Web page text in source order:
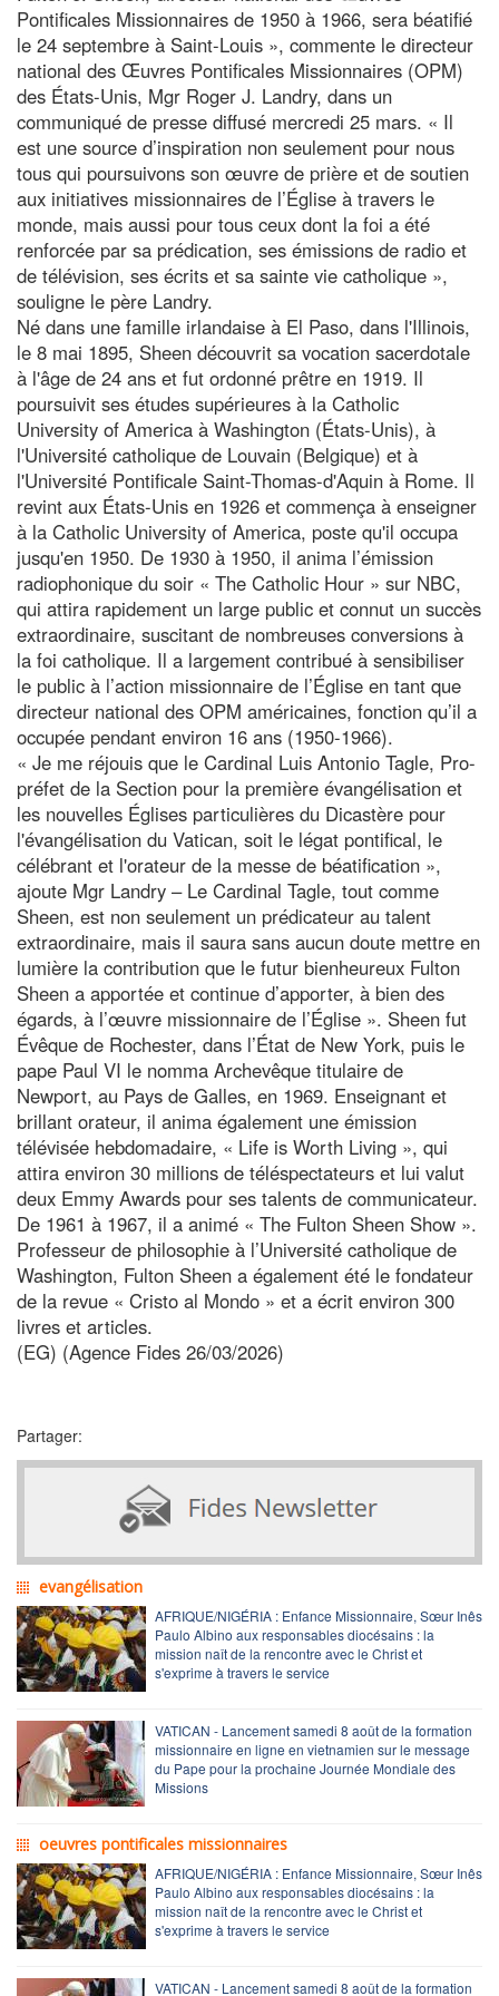
Pontificales Missionnaires de 1950 à 1966, sera béatifié
le 24 septembre à Saint-Louis », commente le directeur
national des Œuvres Pontificales Missionnaires (OPM)
des États-Unis, Mgr Roger J. Landry, dans un
communiqué de presse diffusé mercredi 25 mars. « Il
est une source d’inspiration non seulement pour nous
tous qui poursuivons son œuvre de prière et de soutien
aux initiatives missionnaires de l’Église à travers le
monde, mais aussi pour tous ceux dont la foi a été
renforcée par sa prédication, ses émissions de radio et
de télévision, ses écrits et sa sainte vie catholique »,
souligne le père Landry.
Né dans une famille irlandaise à El Paso, dans l'Illinois,
le 8 mai 1895, Sheen découvrit sa vocation sacerdotale
à l'âge de 24 ans et fut ordonné prêtre en 1919. Il
poursuivit ses études supérieures à la Catholic
University of America à Washington (États-Unis), à
l'Université catholique de Louvain (Belgique) et à
l'Université Pontificale Saint-Thomas-d'Aquin à Rome. Il
revint aux États-Unis en 1926 et commença à enseigner
à la Catholic University of America, poste qu'il occupa
jusqu'en 1950. De 1930 à 1950, il anima l’émission
radiophonique du soir « The Catholic Hour » sur NBC,
qui attira rapidement un large public et connut un succès
extraordinaire, suscitant de nombreuses conversions à
la foi catholique. Il a largement contribué à sensibiliser
le public à l’action missionnaire de l’Église en tant que
directeur national des OPM américaines, fonction qu’il a
occupée pendant environ 16 ans (1950-1966).
« Je me réjouis que le Cardinal Luis Antonio Tagle, Pro-
préfet de la Section pour la première évangélisation et
les nouvelles Églises particulières du Dicastère pour
l'évangélisation du Vatican, soit le légat pontifical, le
célébrant et l'orateur de la messe de béatification »,
ajoute Mgr Landry – Le Cardinal Tagle, tout comme
Sheen, est non seulement un prédicateur au talent
extraordinaire, mais il saura sans aucun doute mettre en
lumière la contribution que le futur bienheureux Fulton
Sheen a apportée et continue d’apporter, à bien des
égards, à l’œuvre missionnaire de l’Église ». Sheen fut
Évêque de Rochester, dans l’État de New York, puis le
pape Paul VI le nomma Archevêque titulaire de
Newport, au Pays de Galles, en 1969. Enseignant et
brillant orateur, il anima également une émission
télévisée hebdomadaire, « Life is Worth Living », qui
attira environ 30 millions de téléspectateurs et lui valut
deux Emmy Awards pour ses talents de communicateur.
De 1961 à 1967, il a animé « The Fulton Sheen Show ».
Professeur de philosophie à l’Université catholique de
Washington, Fulton Sheen a également été le fondateur
de la revue « Cristo al Mondo » et a écrit environ 300
livres et articles.
(EG) (Agence Fides 26/03/2026)
Partager:
evangélisation
AFRIQUE/NIGÉRIA : Enfance Missionnaire, Sœur Inês
Paulo Albino aux responsables diocésains : la
mission naît de la rencontre avec le Christ et
s'exprime à travers le service
VATICAN - Lancement samedi 8 août de la formation
missionnaire en ligne en vietnamien sur le message
du Pape pour la prochaine Journée Mondiale des
Missions
oeuvres pontificales missionnaires
AFRIQUE/NIGÉRIA : Enfance Missionnaire, Sœur Inês
Paulo Albino aux responsables diocésains : la
mission naît de la rencontre avec le Christ et
s'exprime à travers le service
VATICAN - Lancement samedi 8 août de la formation